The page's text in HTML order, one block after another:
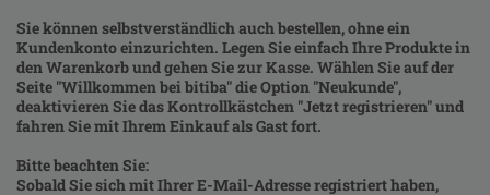
Sie können selbstverständlich auch bestellen, ohne ein
Kundenkonto einzurichten. Legen Sie einfach Ihre Produkte in
den Warenkorb und gehen Sie zur Kasse. Wählen Sie auf der
Seite "Willkommen bei bitiba" die Option "Neukunde",
deaktivieren Sie das Kontrollkästchen "Jetzt registrieren" und
fahren Sie mit Ihrem Einkauf als Gast fort.
Bitte beachten Sie:
Sobald Sie sich mit Ihrer E-Mail-Adresse registriert haben,